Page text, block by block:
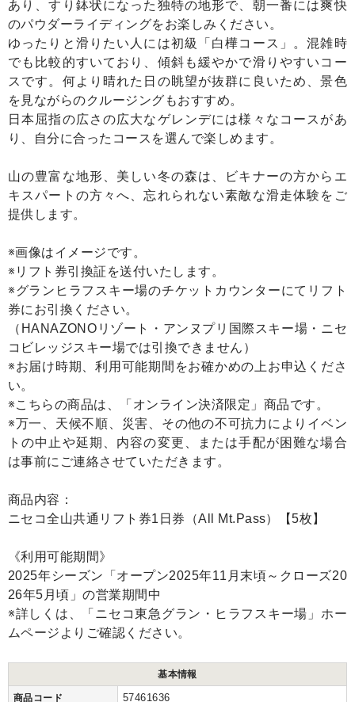
あり、すり鉢状になった独特の地形で、朝一番には爽快
のパウダーライディングをお楽しみください。
ゆったりと滑りたい人には初級「白樺コース」。混雑時
でも比較的すいており、傾斜も緩やかで滑りやすいコー
スです。何より晴れた日の眺望が抜群に良いため、景色
を見ながらのクルージングもおすすめ。
日本屈指の広さの広大なゲレンデには様々なコースがあ
り、自分に合ったコースを選んで楽しめます。
山の豊富な地形、美しい冬の森は、ビキナーの方からエ
キスパートの方々へ、忘れられない素敵な滑走体験をご
提供します。
※画像はイメージです。
※リフト券引換証を送付いたします。
※グランヒラフスキー場のチケットカウンターにてリフト
券にお引換ください。
（HANAZONOリゾート・アンヌプリ国際スキー場・ニセ
コビレッジスキー場では引換できません）
※お届け時期、利用可能期間をお確かめの上お申込くださ
い。
※こちらの商品は、「オンライン決済限定」商品です。
※万一、天候不順、災害、その他の不可抗力によりイベン
トの中止や延期、内容の変更、または手配が困難な場合
は事前にご連絡させていただきます。
商品内容：
ニセコ全山共通リフト券1日券（All Mt.Pass）【5枚】
《利用可能期間》
2025年シーズン「オープン2025年11月末頃～クローズ20
26年5月頃」の営業期間中
※詳しくは、「ニセコ東急グラン・ヒラフスキー場」ホー
ムページよりご確認ください。
基本情報
商品コード 57461636